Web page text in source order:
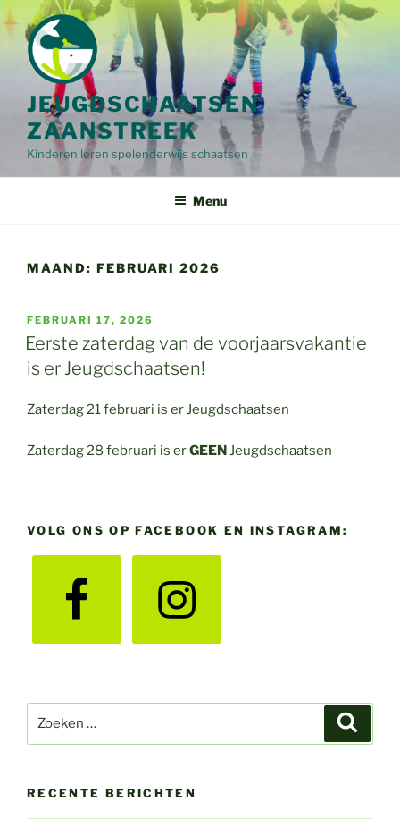
Ga
naar
inhoud
JEUGDSCHAATSEN
ZAANSTREEK
Kinderen leren spelenderwijs schaatsen
Menu
MAAND: FEBRUARI 2026
GEPLAATST
OP
FEBRUARI 17, 2026
Eerste zaterdag van de voorjaarsvakantie
is er Jeugdschaatsen!
Zaterdag 21 februari is er Jeugdschaatsen
Zaterdag 28 februari is erGEENJeugdschaatsen
VOLG ONS OP FACEBOOK EN INSTAGRAM:
naar:
RECENTE BERICHTEN